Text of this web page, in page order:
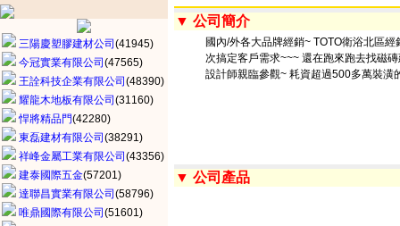
三陽慶塑膠建材公司 (41945)
今冠實業有限公司 (47565)
王詮科技企業有限公司 (48390)
耀龍木地板有限公司 (31160)
悍將精品門(42280)
東磊建材有限公司 (38291)
祥峰金屬工業有限公司 (43356)
建泰國際五金(57201)
達聯昌實業有限公司 (58796)
唯鼎國際有限公司 (51601)
▼ 公司簡介
國內/外各大品牌經銷~ TOTO衛浴北區
次搞定客戶需求~~~ 還在跑來跑去找磁
設計師親臨參觀~ 耗資超過500多萬裝潢
▼ 公司產品